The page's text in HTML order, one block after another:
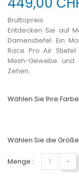
Bruttopreis
Entdecken Sie auf
Damenstiefel. Ein
Race Pro Air
Mesh-Gewebe und
Zehen.
Wählen Sie Ihre
Wählen Sie die
Menge : +